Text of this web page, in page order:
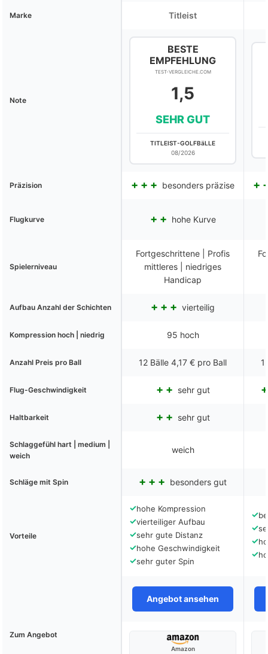
Marke Titleist
Note
BESTE
EMPFEHLUNG
TEST-VERGLEICHE.COM
1,5
SEHR GUT
TITLEIST-GOLFBäLLE
08/2026
Präzision besonders präzise
Flugkurve hohe Kurve
Spielerniveau
Fortgeschrittene | Profis
mittleres | niedriges
Handicap
Aufbau Anzahl der Schichten vierteilig
Kompression hoch | niedrig 95 hoch
Anzahl Preis pro Ball 12 Bälle 4,17 € pro Ball
Flug-Geschwindigkeit sehr gut
Haltbarkeit sehr gut
Schlaggefühl hart | medium |
weich
weich
Schläge mit Spin besonders gut
Vorteile
✓hohe Kompression
✓vierteiliger Aufbau
✓sehr gute Distanz
✓hohe Geschwindigkeit
✓sehr guter Spin
✓
✓
✓
✓
Angebot ansehen
Zum Angebot
Amazon